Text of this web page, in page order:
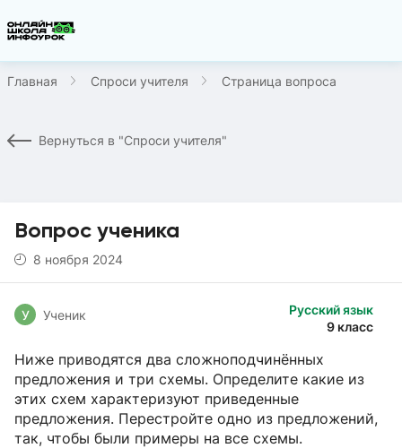
Главная Спроси учителя Страница вопроса
Вернуться в "Спроси учителя"
Вопрос ученика
8 ноября 2024
Русский язык
9 класс
У Ученик
Ниже приводятся два сложноподчинённых
предложения и три схемы. Определите какие из
этих схем характеризуют приведенные
предложения. Перестройте одно из предложений,
так, чтобы были примеры на все схемы.